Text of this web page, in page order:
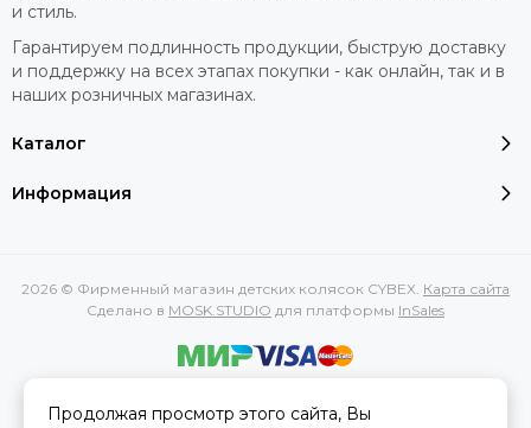
Каталог
Информация
и стиль.
Гарантируем подлинность продукции, быструю доставку
и поддержку на всех этапах покупки - как онлайн, так и в
наших розничных магазинах.
2026 © Фирменный магазин детских колясок CYBEX. Карта сайта
Сделано в MOSK.STUDIO для платформы InSales
характеристик, стоимости товаров и услуг, носит
Продолжая просмотр этого сайта, Вы